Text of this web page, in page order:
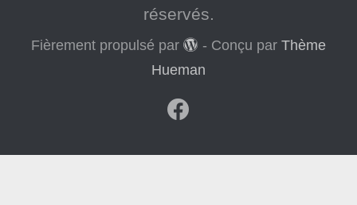
réservés.
Fièrement propulsé par - Conçu par Thème
Hueman